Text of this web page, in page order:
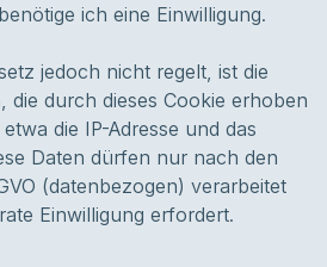
ich eine Einwilligung.
jedoch nicht regelt, ist die
die durch dieses Cookie erhoben
die IP-Adresse und das
Daten dürfen nur nach den
(datenbezogen) verarbeitet
Einwilligung erfordert.